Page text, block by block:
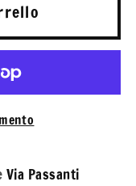
di
Eau
Via Passanti